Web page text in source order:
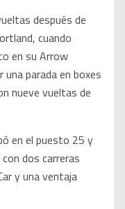
después de
cuando
en su Arrow
parada en boxes
nueve vueltas de
en el puesto 25 y
dos carreras
y una ventaja